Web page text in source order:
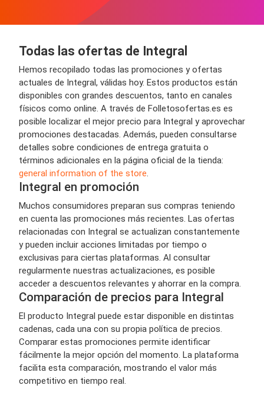
Todas las ofertas de Integral
Hemos recopilado todas las promociones y ofertas
actuales de Integral, válidas hoy. Estos productos están
disponibles con grandes descuentos, tanto en canales
físicos como online. A través de Folletosofertas.es es
posible localizar el mejor precio para Integral y aprovechar
promociones destacadas. Además, pueden consultarse
detalles sobre condiciones de entrega gratuita o
términos adicionales en la página oficial de la tienda:
general information of the store
Integral en promoción
Muchos consumidores preparan sus compras teniendo
en cuenta las promociones más recientes. Las ofertas
relacionadas con Integral se actualizan constantemente
y pueden incluir acciones limitadas por tiempo o
exclusivas para ciertas plataformas. Al consultar
regularmente nuestras actualizaciones, es posible
acceder a descuentos relevantes y ahorrar en la compra.
Comparación de precios para Integral
El producto Integral puede estar disponible en distintas
cadenas, cada una con su propia política de precios.
Comparar estas promociones permite identificar
fácilmente la mejor opción del momento. La plataforma
facilita esta comparación, mostrando el valor más
competitivo en tiempo real.